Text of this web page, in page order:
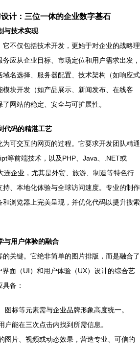
计：三位一体的企业数字基石
与技术实现
不仅包括技术开发，更始于对企业的战略理
应从企业目标、市场定位和用户需求出发，
名选择、服务器配置、技术架构（如响应式
块开发（如产品展示、新闻发布、在线客
网站的稳定、安全与可扩展性。
代码的精湛工艺
可交互的网页的过程。它要求开发团队精通
等前端技术，以及PHP、Java、.NET或
连企业，尤其是外贸、旅游、制造等特色行
持、本地化体验与全球访问速度。专业的制作
和浏览器上完美呈现，并优化代码以提升搜索
与用户体验的融合
关键。它绝非简单的图片排版，而是融合了
面（UI）和用户体验（UX）设计的综合艺
备：
图标等元素需与企业品牌形象高度统一。
户能在三次点击内找到所需信息。
图片、视频或动态效果，营造专业、可信的